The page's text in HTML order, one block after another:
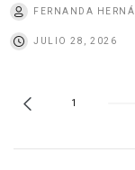
FERNANDA
JULIO 28, 2026
1